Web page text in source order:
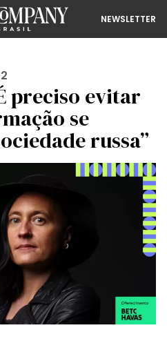
NEWSLETTER
preciso evitar
se
russa”